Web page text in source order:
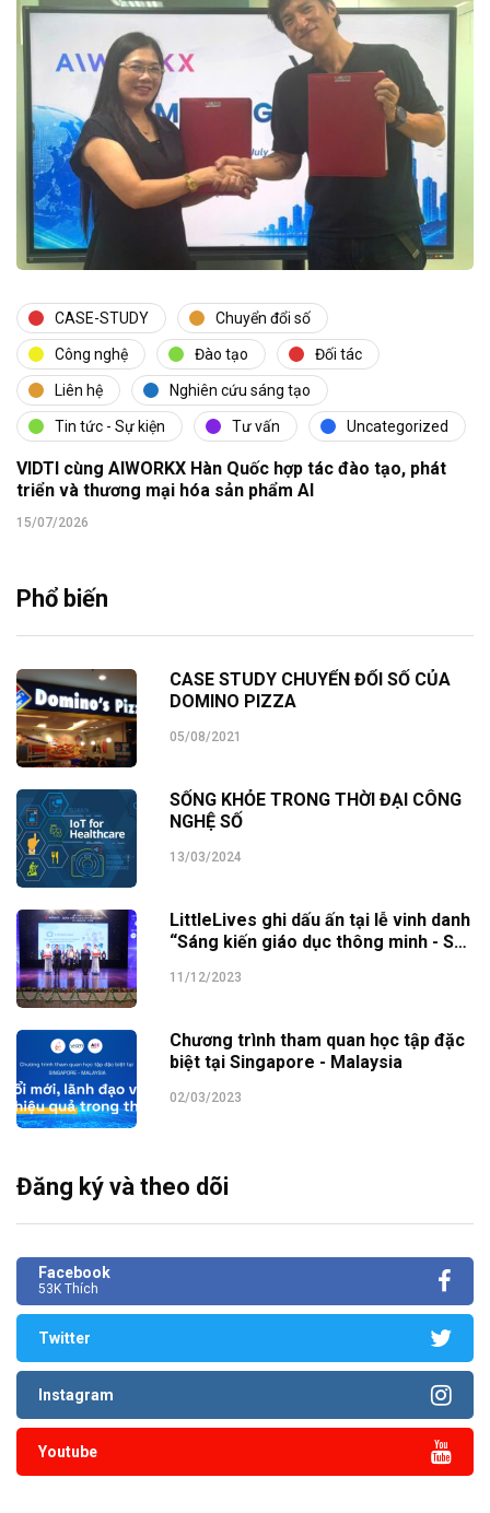
CASE-STUDY Chuyển đổi số
Công nghệ Đào tạo Đối tác
Liên hệ Nghiên cứu sáng tạo
Tin tức - Sự kiện Tư vấn Uncategorized
VIDTI cùng AIWORKX Hàn Quốc hợp tác đào tạo, phát
triển và thương mại hóa sản phẩm AI
15/07/2026
Phổ biến
CASE STUDY CHUYỂN ĐỔI SỐ CỦA
DOMINO PIZZA
05/08/2021
SỐNG KHỎE TRONG THỜI ĐẠI CÔNG
NGHỆ SỐ
13/03/2024
LittleLives ghi dấu ấn tại lễ vinh danh
“Sáng kiến giáo dục thông minh - SEI
11/12/2023
Chương trình tham quan học tập đặc
biệt tại Singapore - Malaysia
02/03/2023
Đăng ký và theo dõi
Facebook
53K Thích
Twitter
Instagram
Youtube